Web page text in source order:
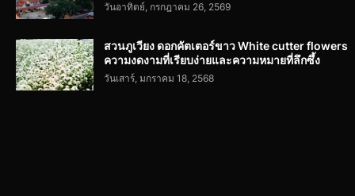
วันอาทิตย์, กรกฎาคม 26, 2569
สวนภูเวียง ดอกคัตเตอร์ขาว White cutter flowers
ความงดงามที่เรียบง่ายและความหมายที่ลึกซึ้ง
วันเสาร์, มกราคม 18, 2568